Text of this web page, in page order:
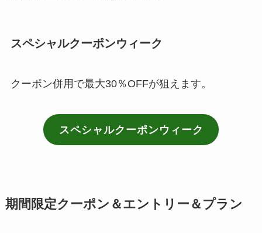
スペシャルクーポンウィーク
クーポン併用で最大30％OFFが狙えます。
スペシャルクーポンウィーク
期間限定クーポン＆エントリー＆プラン